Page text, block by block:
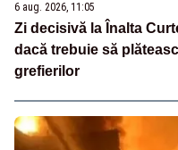
6 aug. 2026, 11:05
Zi decisivă la Înalta
dacă trebuie să
grefierilor